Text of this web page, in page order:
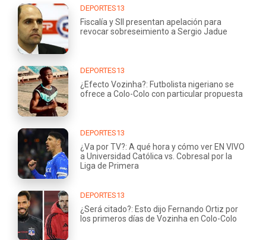
DEPORTES13
Fiscalía y SII presentan apelación para
revocar sobreseimiento a Sergio Jadue
DEPORTES13
¿Efecto Vozinha?: Futbolista nigeriano se
ofrece a Colo-Colo con particular propuesta
DEPORTES13
¿Va por TV?: A qué hora y cómo ver EN VIVO
a Universidad Católica vs. Cobresal por la
Liga de Primera
DEPORTES13
¿Será citado?: Esto dijo Fernando Ortiz por
los primeros días de Vozinha en Colo-Colo